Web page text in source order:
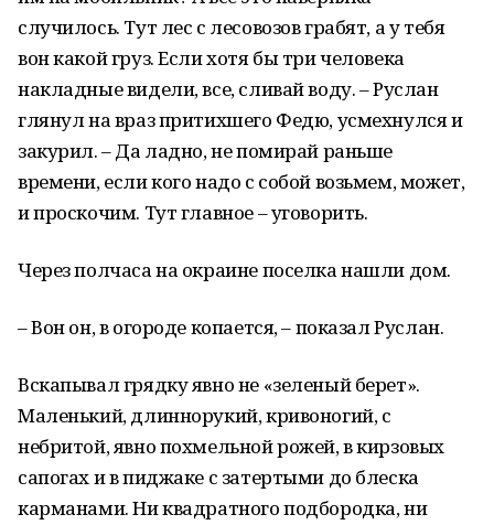
случилось. Тут лес с лесовозов грабят, а у тебя
вон какой груз. Если хотя бы три человека
накладные видели, все, сливай воду. – Руслан
глянул на враз притихшего Федю, усмехнулся и
закурил. – Да ладно, не помирай раньше
времени, если кого надо с собой возьмем, может,
и проскочим. Тут главное – уговорить.
Через полчаса на окраине поселка нашли дом.
– Вон он, в огороде копается, – показал Руслан.
Вскапывал грядку явно не «зеленый берет».
Маленький, длиннорукий, кривоногий, с
небритой, явно похмельной рожей, в кирзовых
сапогах и в пиджаке с затертыми до блеска
карманами. Ни квадратного подбородка, ни